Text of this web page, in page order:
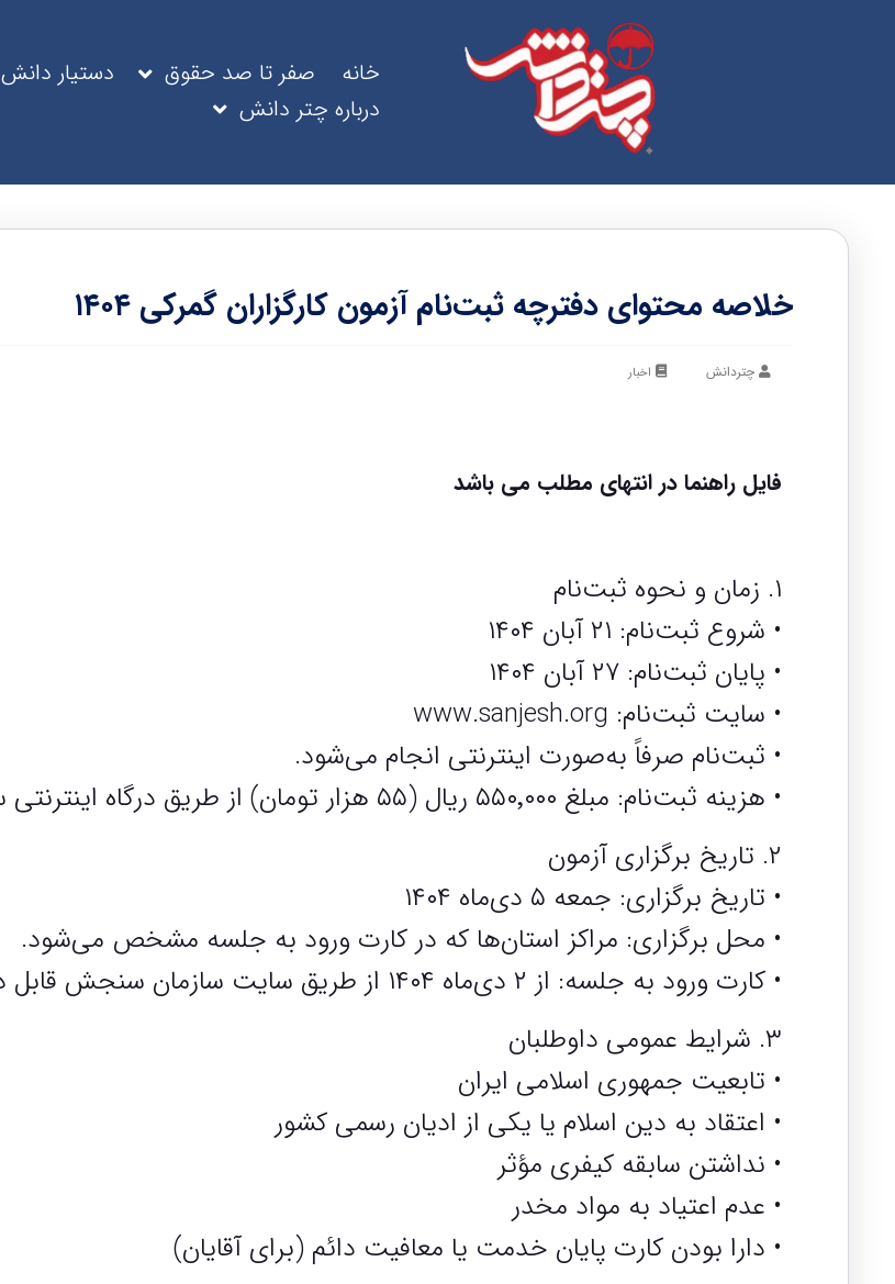
خانه صفر تا صد حقوق دستیار دانش
درباره چتر دانش
خلاصه محتوای دفترچه ثبت‌نام آزمون کارگزاران گمرکی ۱۴۰۴
چتردانش اخبار
فایل راهنما در انتهای مطلب می باشد
۱. زمان و نحوه ثبت‌نام
• شروع ثبت‌نام: ۲۱ آبان ۱۴۰۴
• پایان ثبت‌نام: ۲۷ آبان ۱۴۰۴
• سایت ثبت‌نام: www.sanjesh.org
• ثبت‌نام صرفاً به‌صورت اینترنتی انجام می‌شود.
• هزینه ثبت‌نام: مبلغ ۵۵۰٬۰۰۰ ریال (۵۵ هزار تومان) از طریق درگاه اینترنتی سنجش پرداخت می‌شود.
۲. تاریخ برگزاری آزمون
• تاریخ برگزاری: جمعه ۵ دی‌ماه ۱۴۰۴
• محل برگزاری: مراکز استان‌ها که در کارت ورود به جلسه مشخص می‌شود.
• کارت ورود به جلسه: از ۲ دی‌ماه ۱۴۰۴ از طریق سایت سازمان سنجش قابل دریافت است.
۳. شرایط عمومی داوطلبان
• تابعیت جمهوری اسلامی ایران
• اعتقاد به دین اسلام یا یکی از ادیان رسمی کشور
• نداشتن سابقه کیفری مؤثر
• عدم اعتیاد به مواد مخدر
• دارا بودن کارت پایان خدمت یا معافیت دائم (برای آقایان)